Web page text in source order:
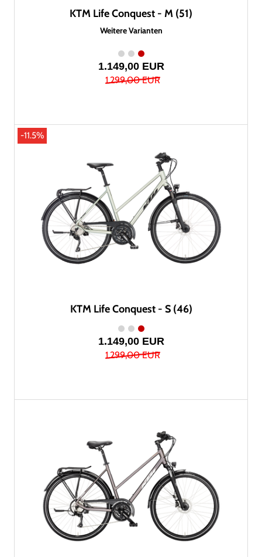
KTM Life Conquest - M (51)
Weitere Varianten
1.149,00 EUR
1.299,00 EUR
-11.5%
KTM Life Conquest - S (46)
1.149,00 EUR
1.299,00 EUR